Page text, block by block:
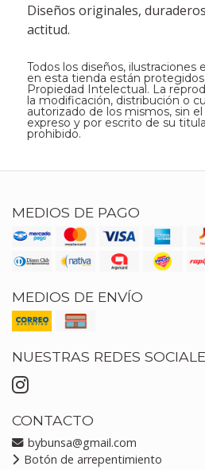
Diseños originales,
actitud.
Todos los diseños,
en esta tienda están
Propiedad Intelectual. La
la modificación, distribución o
autorizado de los mismos, sin
expreso y por escrito de su
prohibido.
MEDIOS DE PAGO
MEDIOS DE ENVÍO
NUESTRAS REDES
CONTACTO
bybunsa@gmail.com
Botón de arrepentimiento